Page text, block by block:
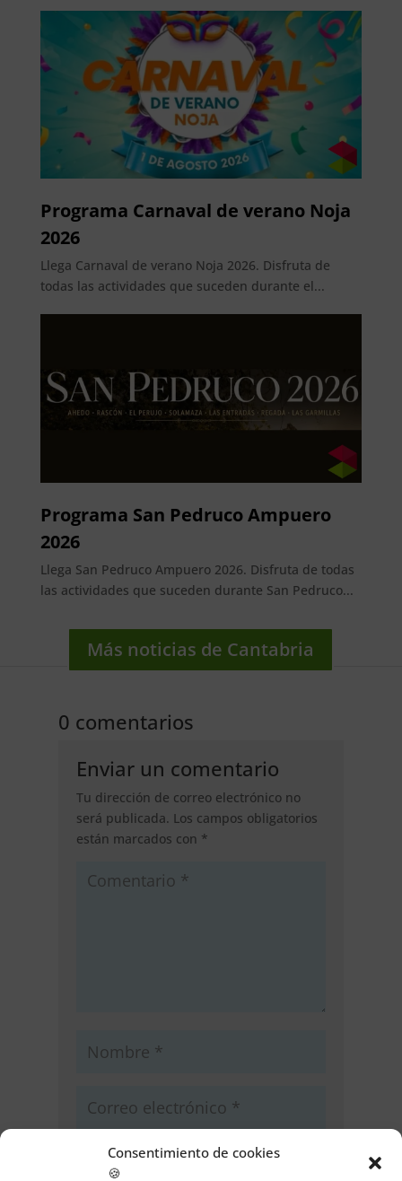
Consentimiento de cookies
🍪
Programa Carnaval de verano Noja
2026
Llega Carnaval de verano Noja 2026. Disfruta de
todas las actividades que suceden durante el...
Programa San Pedruco Ampuero
2026
Llega San Pedruco Ampuero 2026. Disfruta de todas
las actividades que suceden durante San Pedruco...
Más noticias de Cantabria
0 comentarios
Enviar un comentario
Tu dirección de correo electrónico no
será publicada. Los campos obligatorios
están marcados con *